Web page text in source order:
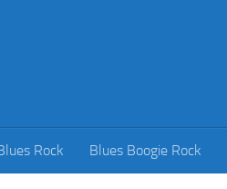
Rock Blues Boogie Rock